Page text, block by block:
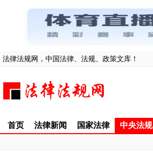
法律法规网，中国法律、法规、政策文库！
首页 法律新闻 国家法律 中央法规